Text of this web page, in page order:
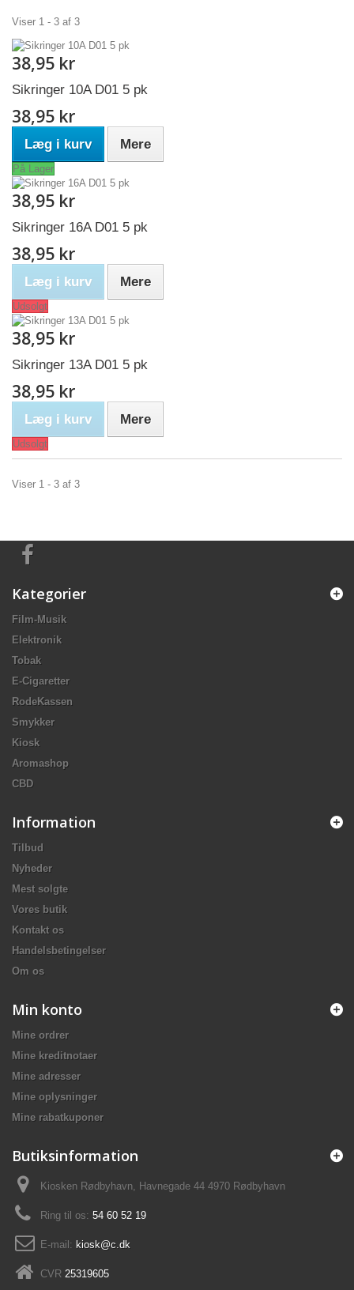
Viser 1 - 3 af 3
38,95 kr
Sikringer 10A D01 5 pk
38,95 kr
Læg i kurv Mere
På Lager
38,95 kr
Sikringer 16A D01 5 pk
38,95 kr
Læg i kurv Mere
Udsolgt
38,95 kr
Sikringer 13A D01 5 pk
38,95 kr
Læg i kurv Mere
Udsolgt
Viser 1 - 3 af 3
Kategorier
Film-Musik
Elektronik
Tobak
E-Cigaretter
RodeKassen
Smykker
Kiosk
Aromashop
CBD
Information
Tilbud
Nyheder
Mest solgte
Vores butik
Kontakt os
Handelsbetingelser
Om os
Min konto
Mine ordrer
Mine kreditnotaer
Mine adresser
Mine oplysninger
Mine rabatkuponer
Butiksinformation
Kiosken Rødbyhavn, Havnegade 44 4970 Rødbyhavn
Ring til os: 54 60 52 19
E-mail: kiosk@c.dk
CVR 25319605